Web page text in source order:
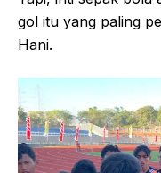
gol itu yang paling
Hani.